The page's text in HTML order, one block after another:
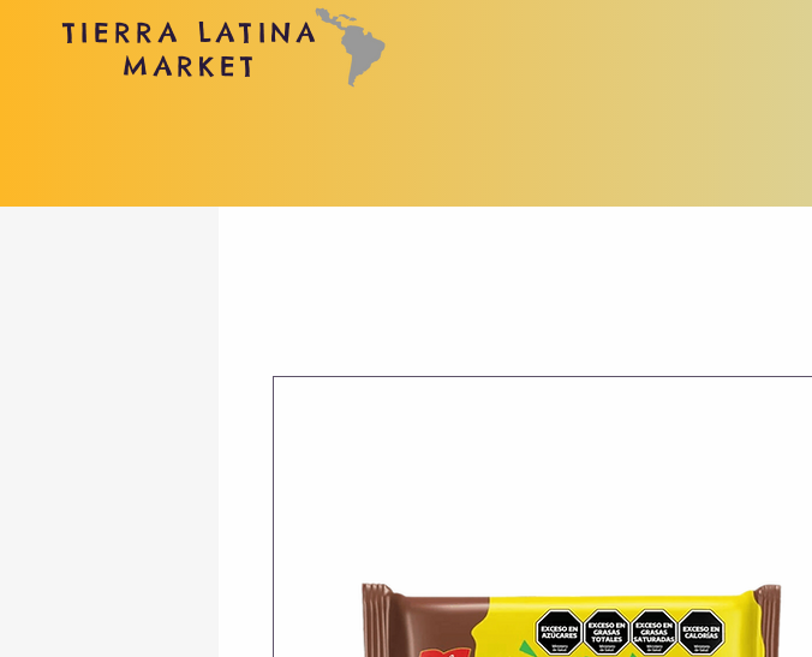
TIERRA LATINA
MARKET